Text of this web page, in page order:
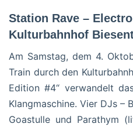
Station Rave –
Kulturbahnhof
Am Samstag, dem 4.
Train durch den
Edition #4“ verwandelt
Klangmaschine. Vier DJs –
Goastulle und Parathym